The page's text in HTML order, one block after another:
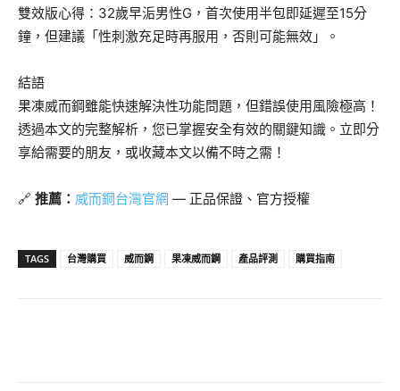
雙效版心得：32歲早洉男性G，首次使用半包即延遲至15分
鐘，但建議「性刺激充足時再服用，否則可能無效」。
結語
果凍威而鋼雖能快速解決性功能問題，但錯誤使用風險極高！
透過本文的完整解析，您已掌握安全有效的關鍵知識。立即分
享給需要的朋友，或收藏本文以備不時之需！
🔗 推薦： 威而鋼台灣官網 — 正品保證、官方授權
TAGS 台灣購買 威而鋼 果凍威而鋼 產品評測 購買指南